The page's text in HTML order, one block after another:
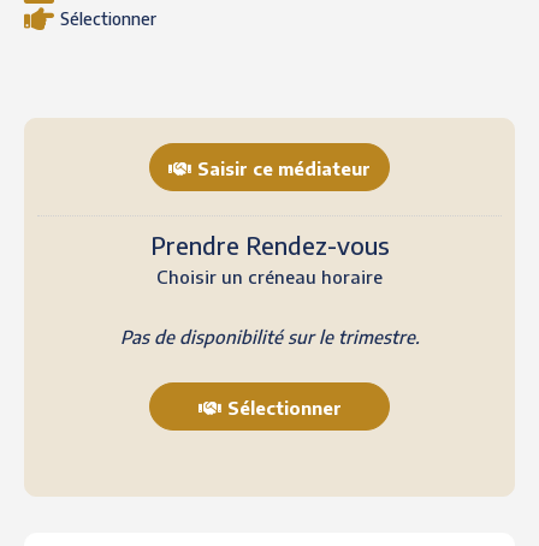
Sélectionner
Saisir ce médiateur
Prendre Rendez-vous
Choisir un créneau horaire
Pas de disponibilité sur le trimestre.
Sélectionner